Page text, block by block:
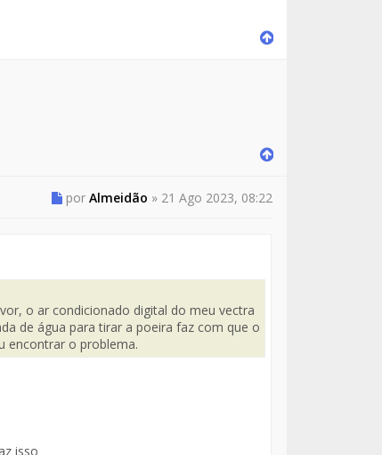
por Almeidão » 21 Ago 2023, 08:22
o ar condicionado digital do meu vectra
de água para tirar a poeira faz com que o
encontrar o problema.
isso